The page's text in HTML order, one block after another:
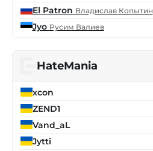
El Patron Владислав Копытин
Jyo Русим Валиев
HateMania
xcon
ZEND1
Vand_aL
Jytti